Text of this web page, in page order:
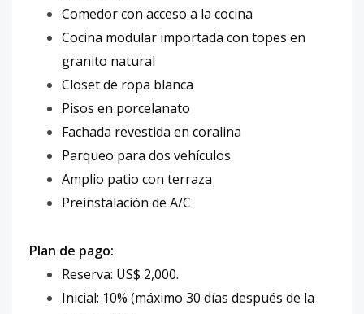
Comedor con acceso a la cocina
Cocina modular importada con topes en
granito natural
Closet de ropa blanca
Pisos en porcelanato
Fachada revestida en coralina
Parqueo para dos vehículos
Amplio patio con terraza
Preinstalación de A/C
Plan de pago:
Reserva: US$ 2,000.
Inicial: 10% (máximo 30 días después de la